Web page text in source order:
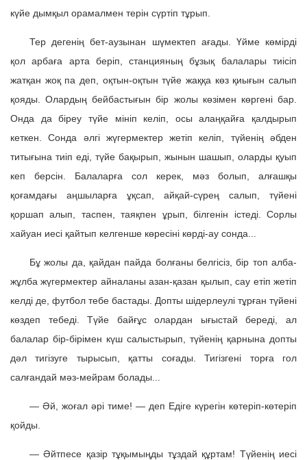
күйе дымқыл орамалмен терін сүртіп тұрып.
Тер дегенің бет-аузынан шүмектеп ағады. Үйме көмірді
қол арбаға арта беріп, станцияның бұзық балалары тиісіп
жатқан жоқ па деп, оқтын-оқтын түйе жаққа көз қиығын салып
қояды. Олардың бейбастығын бір жолы көзімен көргені бар.
Онда да біреу түйе мініп келіп, осы алаңқайға қалдырып
кеткен. Сонда әлгі жүгермектер жетіп келіп, түйенің әбден
титығына тиіп еді, түйе бақырып, жынын шашып, оларды қуып
кеп берсін. Балаларға сол керек, мәз болып, алғашқы
қоғамдағы аңшыларға ұқсап, айқай-сүрең салып, түйені
қоршап алып, таспен, таяқпен ұрып, білгенін істеді. Сорлы
хайуан иесі қайтып келгенше көресіні көрді-ау сонда...
Бұ жолы да, қайдан пайда болғаны белгісіз, бір топ алба-
жұлба жүгермектер айналаны азан-қазан қылып, сау етіп жетіп
келді де, футбол тебе бастады. Допты шідерлеулі тұрған түйені
көздеп тебеді. Түйе байғұс олардан ығыстай береді, ал
балалар бір-бірімен күш салыстырып, түйенің қарнына допты
дәл тигізуге тырысып, қатты соғады. Тигізгені торға гол
салғандай мәз-мейрам болады...
— Әй, жоғал әрі тиме! — деп Едіге күрегін көтеріп-көтеріп
қойды.
— Әйтпесе қазір тұқымыңды тұздай құртам! Түйенің иесі